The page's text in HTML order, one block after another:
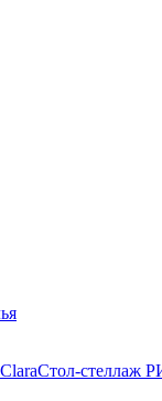
Стол-стеллаж